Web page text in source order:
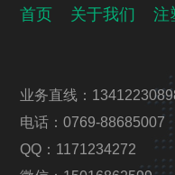
首页 关于我们 注
业务直线：
电话：0769-88685007
QQ：1171234272